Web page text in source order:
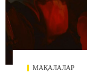
МАҚАЛАЛАР